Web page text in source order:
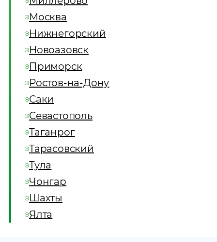
Москва
Нижнегорский
Новоазовск
Приморск
Ростов-на-Дону
Саки
Севастополь
Таганрог
Тарасовский
Тула
Чонгар
Шахты
Ялта